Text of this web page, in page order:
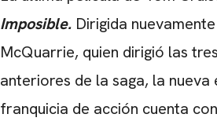
Imposible. Dirigida
McQuarrie, quien dirigió las
anteriores de la saga, la nueva
franquicia de acción cuenta